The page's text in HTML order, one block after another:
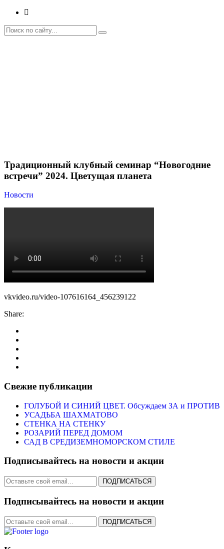
Традиционный клубный семинар “Новогодние
встречи” 2024. Цветущая планета
Новости
vkvideo.ru/video-107616164_456239122
Share:
Свежие публикации
ГОЛУБОЙ И СИНИЙ ЦВЕТ. Обсуждаем ЗА и ПРОТИВ
УСАДЬБА ШАХМАТОВО
СТЕНКА НА СТЕНКУ
РОЗАРИЙ ПЕРЕД ДОМОМ
САД В СРЕДИЗЕМНОМОРСКОМ СТИЛЕ
Подписывайтесь на новости и акции
ПОДПИСАТЬСЯ
Подписывайтесь на новости и акции
ПОДПИСАТЬСЯ